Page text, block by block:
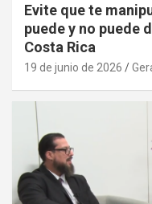
Evite que te
puede y no puede
Costa Rica
19 de junio de 2026